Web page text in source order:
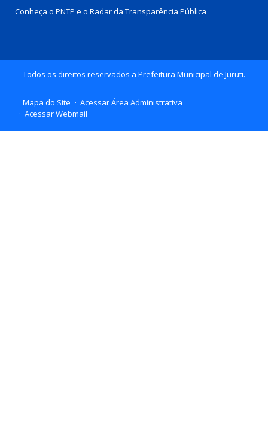
Conheça o PNTP e o Radar da Transparência Pública
Todos os direitos reservados a Prefeitura Municipal de Juruti.
Mapa do Site
Acessar Área Administrativa
Acessar Webmail